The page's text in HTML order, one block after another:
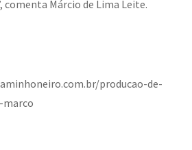
comenta Márcio de Lima Leite.
producao-de-
marco